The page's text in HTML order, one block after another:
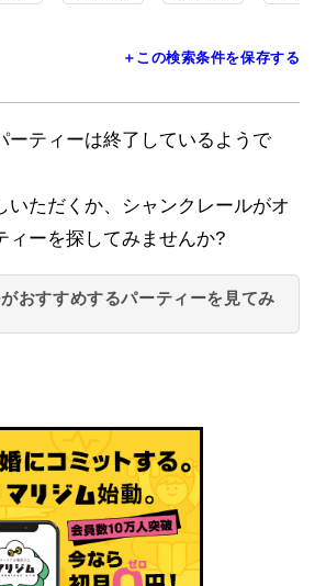
＋この検索条件を保存する
ーティーは終了しているようで
いただくか、シャンクレールがオ
ィーを探してみませんか?
おすすめするパーティーを見てみ